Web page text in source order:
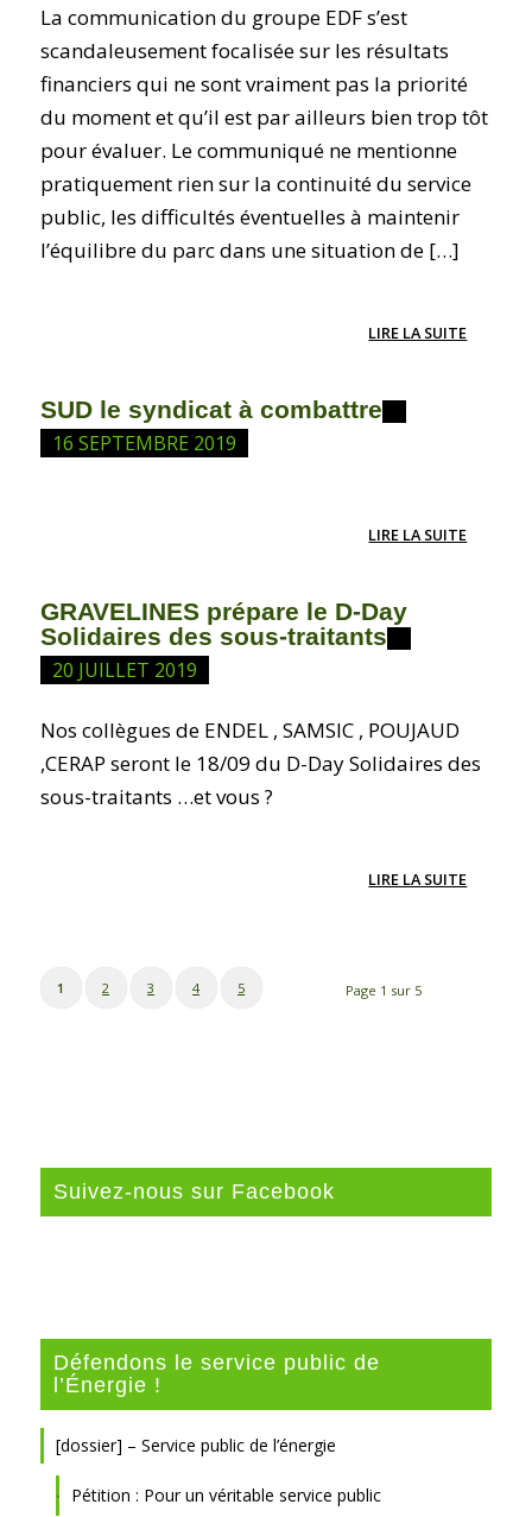
La communication du groupe EDF s’est
scandaleusement focalisée sur les résultats
financiers qui ne sont vraiment pas la priorité
du moment et qu’il est par ailleurs bien trop tôt
pour évaluer. Le communiqué ne mentionne
pratiquement rien sur la continuité du service
public, les difficultés éventuelles à maintenir
l’équilibre du parc dans une situation de […]
LIRE LA SUITE
SUD le syndicat à combattre
16 SEPTEMBRE 2019
LIRE LA SUITE
GRAVELINES prépare le D-Day
Solidaires des sous-traitants
20 JUILLET 2019
Nos collègues de ENDEL , SAMSIC , POUJAUD
,CERAP seront le 18/09 du D-Day Solidaires des
sous-traitants …et vous ?
LIRE LA SUITE
Page 1 sur 5
1 2 3 4 5
Suivez-nous sur Facebook
Défendons le service public de
l’Énergie !
[dossier] – Service public de l’énergie
Pétition : Pour un véritable service public